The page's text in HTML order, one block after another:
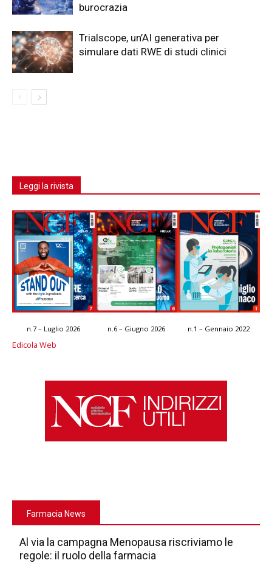
burocrazia
Trialscope, un’AI generativa per
simulare dati RWE di studi clinici
Leggi la rivista
n.7 – Luglio 2026 n.6 – Giugno 2026 n.1 – Gennaio 2022
Edicola Web
Farmacia News
Al via la campagna Menopausa riscriviamo le
regole: il ruolo della farmacia